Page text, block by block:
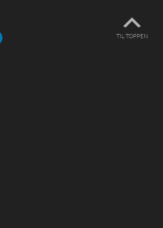
TIL TOPPEN